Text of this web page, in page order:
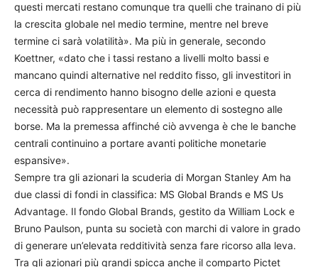
questi mercati restano comunque tra quelli che trainano di più
la crescita globale nel medio termine, mentre nel breve
termine ci sarà volatilità». Ma più in generale, secondo
Koettner, «dato che i tassi restano a livelli molto bassi e
mancano quindi alternative nel reddito fisso, gli investitori in
cerca di rendimento hanno bisogno delle azioni e questa
necessità può rappresentare un elemento di sostegno alle
borse. Ma la premessa affinché ciò avvenga è che le banche
centrali continuino a portare avanti politiche monetarie
espansive».
Sempre tra gli azionari la scuderia di Morgan Stanley Am ha
due classi di fondi in classifica: MS Global Brands e MS Us
Advantage. Il fondo Global Brands, gestito da William Lock e
Bruno Paulson, punta su società con marchi di valore in grado
di generare un’elevata redditività senza fare ricorso alla leva.
Tra gli azionari più grandi spicca anche il comparto Pictet